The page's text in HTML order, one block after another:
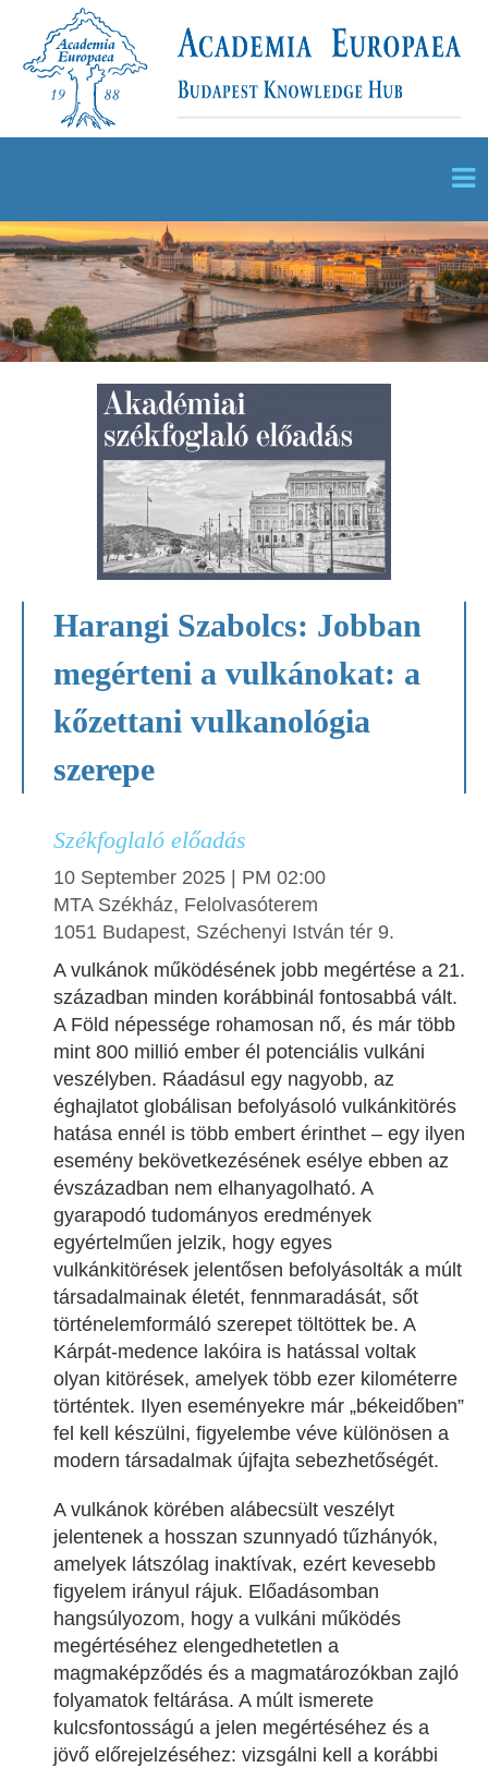
Harangi Szabolcs: Jobban
megérteni a vulkánokat: a
kőzettani vulkanológia
szerepe
Székfoglaló előadás
10 September 2025 | PM 02:00
MTA Székház, Felolvasóterem
1051 Budapest, Széchenyi István tér 9.
A vulkánok működésének jobb megértése a 21.
században minden korábbinál fontosabbá vált.
A Föld népessége rohamosan nő, és már több
mint 800 millió ember él potenciális vulkáni
veszélyben. Ráadásul egy nagyobb, az
éghajlatot globálisan befolyásoló vulkánkitörés
hatása ennél is több embert érinthet – egy ilyen
esemény bekövetkezésének esélye ebben az
évszázadban nem elhanyagolható. A
gyarapodó tudományos eredmények
egyértelműen jelzik, hogy egyes
vulkánkitörések jelentősen befolyásolták a múlt
társadalmainak életét, fennmaradását, sőt
történelemformáló szerepet töltöttek be. A
Kárpát-medence lakóira is hatással voltak
olyan kitörések, amelyek több ezer kilométerre
történtek. Ilyen eseményekre már „békeidőben”
fel kell készülni, figyelembe véve különösen a
modern társadalmak újfajta sebezhetőségét.
A vulkánok körében alábecsült veszélyt
jelentenek a hosszan szunnyadó tűzhányók,
amelyek látszólag inaktívak, ezért kevesebb
figyelem irányul rájuk. Előadásomban
hangsúlyozom, hogy a vulkáni működés
megértéséhez elengedhetetlen a
magmaképződés és a magmatározókban zajló
folyamatok feltárása. A múlt ismerete
kulcsfontosságú a jelen megértéséhez és a
jövő előrejelzéséhez: vizsgálni kell a korábbi